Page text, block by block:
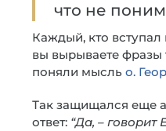
что не
Каждый, кто вступал
вы вырываете фразы
поняли мысль о.
Так защищался еще
ответ: “Да, –